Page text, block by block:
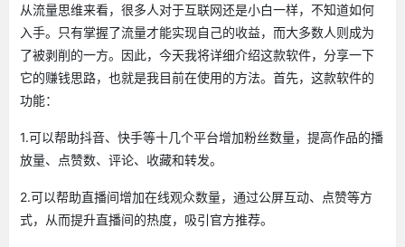
从流量思维来看，很多人对于互联网还是小白一样，不知道如何
入手。只有掌握了流量才能实现自己的收益，而大多数人则成为
了被剥削的一方。因此，今天我将详细介绍这款软件，分享一下
它的赚钱思路，也就是我目前在使用的方法。首先，这款软件的
功能：
1.可以帮助抖音、快手等十几个平台增加粉丝数量，提高作品的播
放量、点赞数、评论、收藏和转发。
2.可以帮助直播间增加在线观众数量，通过公屏互动、点赞等方
式，从而提升直播间的热度，吸引官方推荐。